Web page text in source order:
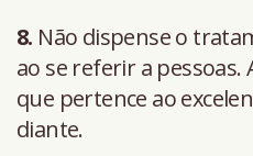
8. Não dispense o
ao se referir a pessoas.
que pertence ao
diante.